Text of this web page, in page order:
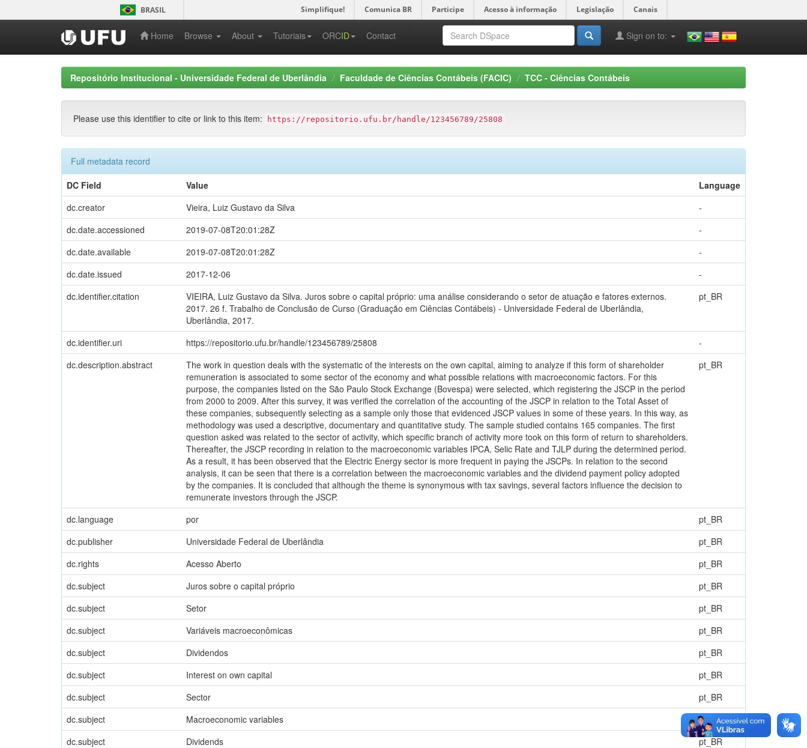
navigation
BRASIL Simplifique! Comunica BR Participe Acesso à informação Legislação Canais
Home Browse About Tutoriais ORCID Contact Sign on to:
Repositório Institucional - Universidade Federal de Uberlândia Faculdade de Ciências Contábeis (FACIC) TCC - Ciências Contábeis
Please use this identifier to cite or link to this item: https://repositorio.ufu.br/handle/123456789/25808
Full metadata record
DC Field
Value
Language
dc.creator
Vieira, Luiz Gustavo da Silva
-
dc.date.accessioned
2019-07-08T20:01:28Z
-
dc.date.available
2019-07-08T20:01:28Z
-
dc.date.issued
2017-12-06
-
dc.identifier.citation
VIEIRA, Luiz Gustavo da Silva. Juros sobre o capital próprio: uma análise considerando o setor de atuação e fatores externos.
2017. 26 f. Trabalho de Conclusão de Curso (Graduação em Ciências Contábeis) - Universidade Federal de Uberlândia,
Uberlândia, 2017.
pt_BR
dc.identifier.uri https://repositorio.ufu.br/handle/123456789/25808
-
dc.description.abstract
The work in question deals with the systematic of the interests on the own capital, aiming to analyze if this form of shareholder
remuneration is associated to some sector of the economy and what possible relations with macroeconomic factors. For this
purpose, the companies listed on the São Paulo Stock Exchange (Bovespa) were selected, which registering the JSCP in the period
from 2000 to 2009. After this survey, it was verified the correlation of the accounting of the JSCP in relation to the Total Asset of
these companies, subsequently selecting as a sample only those that evidenced JSCP values in some of these years. In this way, as
methodology was used a descriptive, documentary and quantitative study. The sample studied contains 165 companies. The first
question asked was related to the sector of activity, which specific branch of activity more took on this form of return to shareholders.
Thereafter, the JSCP recording in relation to the macroeconomic variables IPCA, Selic Rate and TJLP during the determined period.
As a result, it has been observed that the Electric Energy sector is more frequent in paying the JSCPs. In relation to the second
analysis, it can be seen that there is a correlation between the macroeconomic variables and the dividend payment policy adopted
by the companies. It is concluded that although the theme is synonymous with tax savings, several factors influence the decision to
remunerate investors through the JSCP.
pt_BR
dc.language por
pt_BR
dc.publisher
Universidade Federal de Uberlândia
pt_BR
dc.rights
Acesso Aberto
pt_BR
dc.subject
Juros sobre o capital próprio
pt_BR
dc.subject
Setor
pt_BR
dc.subject
Variáveis macroeconômicas
pt_BR
dc.subject
Dividendos
pt_BR
dc.subject
Interest on own capital
pt_BR
dc.subject
Sector
pt_BR
dc.subject
Macroeconomic variables
pt_BR
dc.subject
Dividends
pt_BR